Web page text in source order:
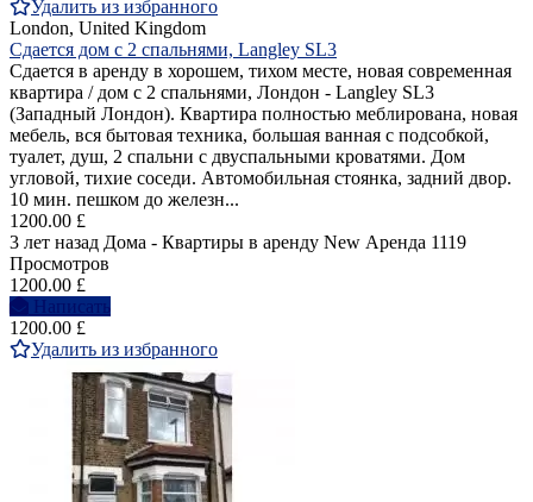
Удалить из избранного
London, United Kingdom
Сдается дом с 2 спальнями, Langley SL3
Сдается в аренду в хорошем, тихом месте, новая современная
квартира / дом с 2 спальнями, Лондон - Langley SL3
(Западный Лондон). Квартира полностью меблирована, новая
мебель, вся бытовая техника, большая ванная с подсобкой,
туалет, душ, 2 спальни с двуспальными кроватями. Дом
угловой, тихие соседи. Автомобильная стоянка, задний двор.
10 мин. пешком до железн...
1200.00 £
3 лет назад Дома - Квартиры в аренду New Аренда 1119
Просмотров
1200.00 £
Написать
1200.00 £
Удалить из избранного